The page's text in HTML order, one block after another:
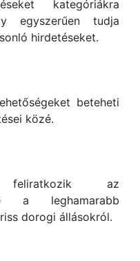
kategóriákra
egyszerűen tudja
hirdetéseket.
beteheti
közé.
feliratkozik az
a leghamarabb
dorogi állásokról.